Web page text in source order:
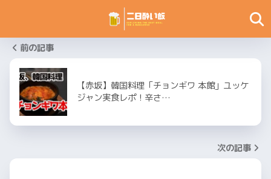
前の記事
【赤坂】韓国料理「チョンギワ 本館」ユッケ
ジャン実食レポ！辛さ…
次の記事